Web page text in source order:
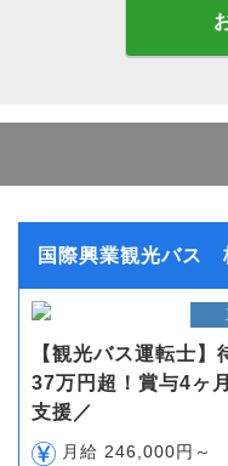
国際興業観光バス
【観光バス運転士
37万円超！賞与4ヶ
支援／
月給 246,000円～